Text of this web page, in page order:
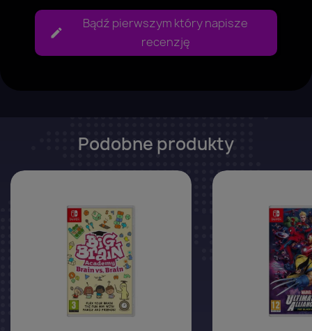
Bądź pierwszym który napisze
recenzję
Podobne produkty